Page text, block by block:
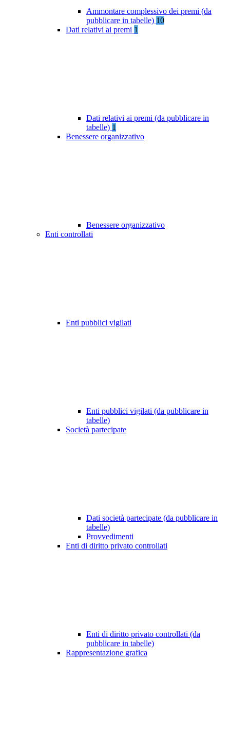
Ammontare complessivo dei premi (da
pubblicare in tabelle) 10
Dati relativi ai premi 1
Dati relativi ai premi (da pubblicare in
tabelle) 1
Benessere organizzativo
Benessere organizzativo
Enti controllati
Enti pubblici vigilati
Enti pubblici vigilati (da pubblicare in
tabelle)
Società partecipate
Dati società partecipate (da pubblicare in
tabelle)
Provvedimenti
Enti di diritto privato controllati
Enti di diritto privato controllati (da
pubblicare in tabelle)
Rappresentazione grafica